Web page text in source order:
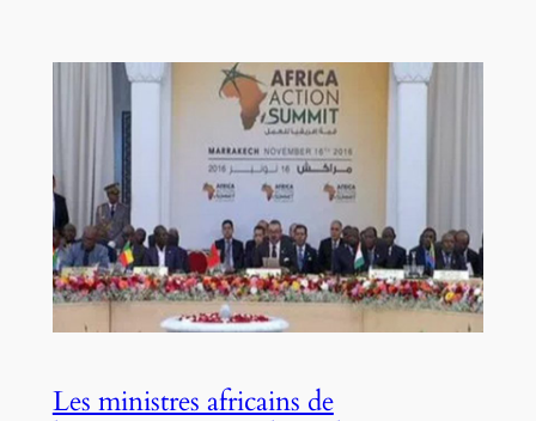
Les ministres africains de